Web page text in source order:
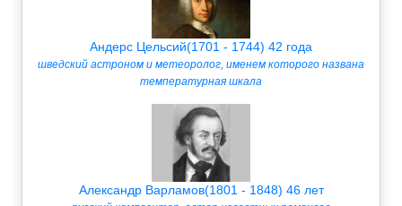
Андерс Цельсий(1701 - 1744) 42 года
шведский астроном и метеоролог, именем которого названа
температурная шкала
Александр Варламов(1801 - 1848) 46 лет